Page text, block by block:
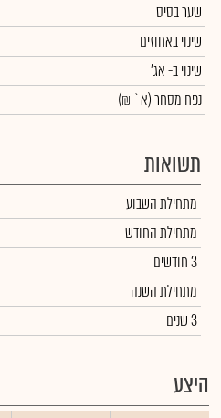
שער בסיס
שינוי באחוזים
שינויב- אג'
נפח מסחר(א` ₪)
תשואות
מתחילת השבוע
מתחילת החודש
3 חודשים
מתחילת השנה
3 שנים
היצע